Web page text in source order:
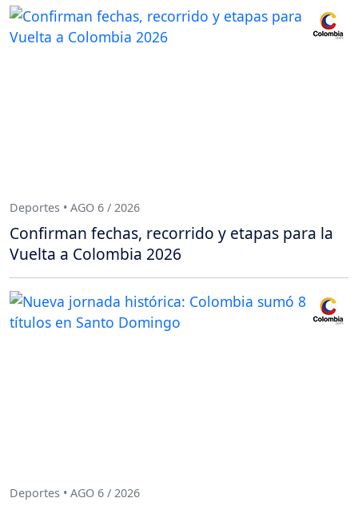
Deportes • AGO 6 / 2026
Confirman fechas, recorrido y etapas para la
Vuelta a Colombia 2026
Deportes • AGO 6 / 2026